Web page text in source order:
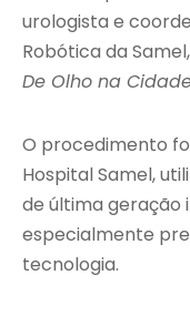
urologista e
Robótica da
De Olho na
O procedimento
Hospital Samel,
de última geração
especialmente
tecnologia.